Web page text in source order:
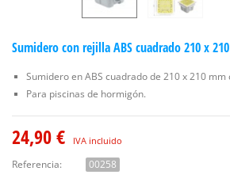
Sumidero con rejilla ABS cuadrado 210 x
Sumidero en ABS cuadrado de 210 x 210
Para piscinas de hormigón.
24,90 € IVA incluido
Referencia: 00258